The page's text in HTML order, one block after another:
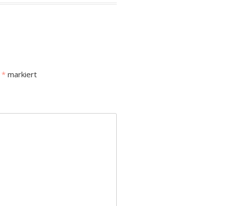
* markiert